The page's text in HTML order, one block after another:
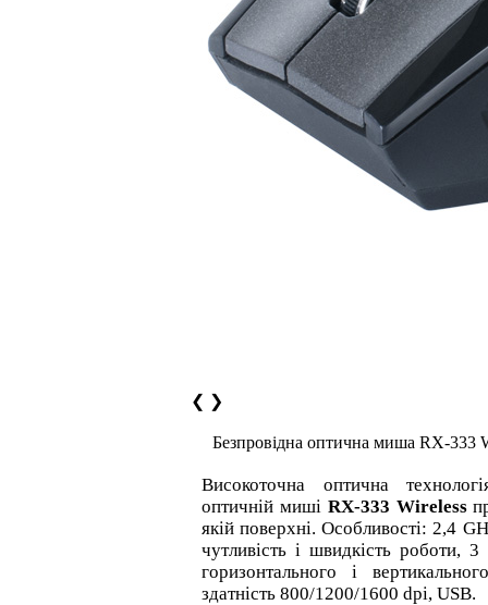
❮ ❯
Безпровідна оптична миша RX-333
Високоточна оптична
оптичній миші RX-333 Wireless
якій поверхні. Особливості: 2,4
чутливість і швидкість роботи,
горизонтального і
здатність 800/1200/1600 dpi, USB.